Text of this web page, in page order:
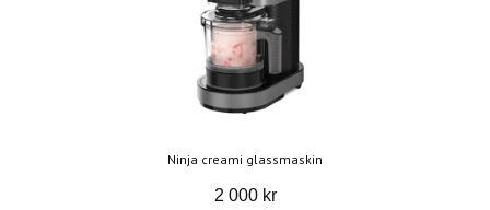
Ninja creami glassmaskin
2 000 kr